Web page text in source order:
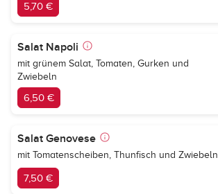
5,70 €
Salat Napoli
mit grünem Salat, Tomaten, Gurken und
Zwiebeln
6,50 €
Salat Genovese
mit Tomatenscheiben, Thunfisch und Zwiebeln
7,50 €